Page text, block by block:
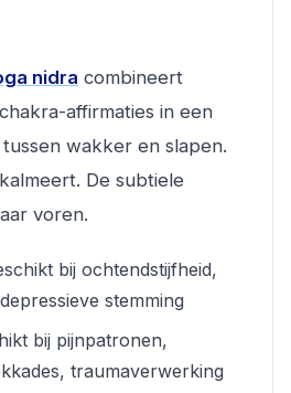
nidra combineert
affirmaties in een
wakker en slapen.
De subtiele
voren.
bij ochtendstijfheid,
stemming
bij pijnpatronen,
traumaverwerking